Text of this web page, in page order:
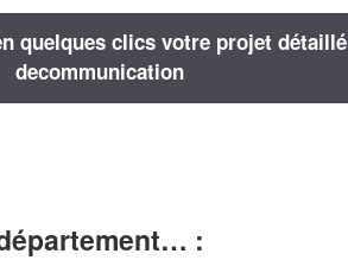
quelques clics votre projet détaillé
decommunication
: